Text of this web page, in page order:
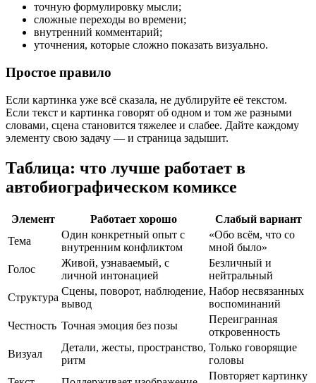
точную формулировку мысли;
сложные переходы во времени;
внутренний комментарий;
уточнения, которые сложно показать визуально.
Простое правило
Если картинка уже всё сказала, не дублируйте её текстом.
Если текст и картинка говорят об одном и том же разными
словами, сцена становится тяжелее и слабее. Дайте каждому
элементу свою задачу — и страница задышит.
Таблица: что лучше работает в
автобиографическом комиксе
Элемент Работает хорошо
Слабый вариант
Тема
Один конкретный опыт с
внутренним конфликтом
«Обо всём, что со
мной было»
Голос
Живой, узнаваемый, с
личной интонацией
Безличный и
нейтральный
Структура
Сцены, поворот, наблюдение,
вывод
Набор несвязанных
воспоминаний
Честность Точная эмоция без позы
Переигранная
откровенность
Визуал
Детали, жесты, пространство,
ритм
Только говорящие
головы
Повторяет картинку